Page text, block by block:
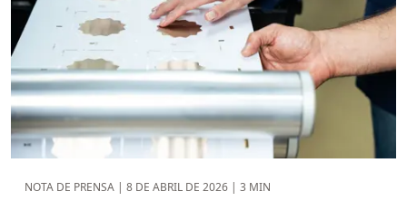
NOTA DE PRENSA | 8 DE ABRIL DE 2026 | 3 MIN